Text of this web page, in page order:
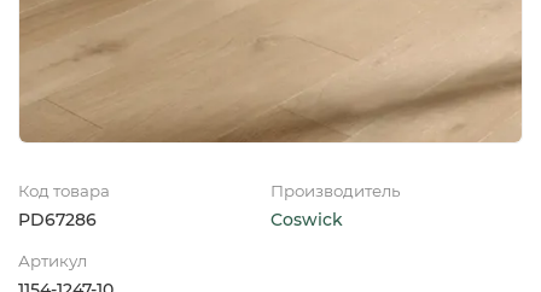
Код товара
PD67286
Производитель
Coswick
Артикул